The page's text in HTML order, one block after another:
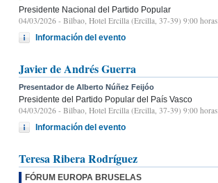
Presidente Nacional del Partido Popular
04/03/2026 - Bilbao, Hotel Ercilla (Ercilla, 37-39) 9:00 horas
Información del evento
Javier de Andrés Guerra
Presentador de Alberto Núñez Feijóo
Presidente del Partido Popular del País Vasco
04/03/2026 - Bilbao, Hotel Ercilla (Ercilla, 37-39) 9:00 horas
Información del evento
Teresa Ribera Rodríguez
FÓRUM EUROPA BRUSELAS